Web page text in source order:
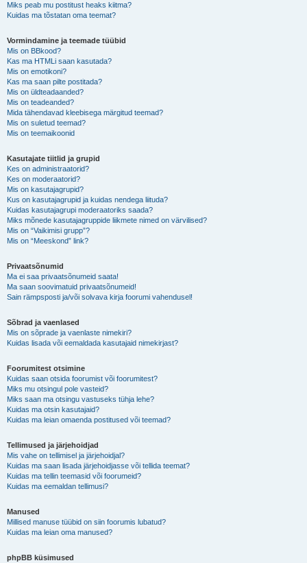
Miks peab mu postitust heaks kiitma?
Kuidas ma tõstatan oma teemat?
Vormindamine ja teemade tüübid
Mis on BBkood?
Kas ma HTMLi saan kasutada?
Mis on emotikoni?
Kas ma saan pilte postitada?
Mis on üldteadaanded?
Mis on teadeanded?
Mida tähendavad kleebisega märgitud teemad?
Mis on suletud teemad?
Mis on teemaikoonid
Kasutajate tiitlid ja grupid
Kes on administraatorid?
Kes on moderaatorid?
Mis on kasutajagrupid?
Kus on kasutajagrupid ja kuidas nendega liituda?
Kuidas kasutajagrupi moderaatoriks saada?
Miks mõnede kasutajagruppide liikmete nimed on värvilised?
Mis on “Vaikimisi grupp”?
Mis on “Meeskond” link?
Privaatsõnumid
Ma ei saa privaatsõnumeid saata!
Ma saan soovimatuid privaatsõnumeid!
Sain rämpsposti ja/või solvava kirja foorumi vahendusel!
Sõbrad ja vaenlased
Mis on sõprade ja vaenlaste nimekiri?
Kuidas lisada või eemaldada kasutajaid nimekirjast?
Foorumitest otsimine
Kuidas saan otsida foorumist või foorumitest?
Miks mu otsingul pole vasteid?
Miks saan ma otsingu vastuseks tühja lehe?
Kuidas ma otsin kasutajaid?
Kuidas ma leian omaenda postitused või teemad?
Tellimused ja järjehoidjad
Mis vahe on tellimisel ja järjehoidjal?
Kuidas ma saan lisada järjehoidjasse või tellida teemat?
Kuidas ma tellin teemasid või foorumeid?
Kuidas ma eemaldan tellimusi?
Manused
Millised manuse tüübid on siin foorumis lubatud?
Kuidas ma leian oma manused?
phpBB küsimused